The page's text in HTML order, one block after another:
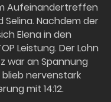
Aufeinandertreffen
Selina. Nachdem der
Elena in den
Leistung. Der Lohn
war an Spannung
nervenstark
mit 14:12.